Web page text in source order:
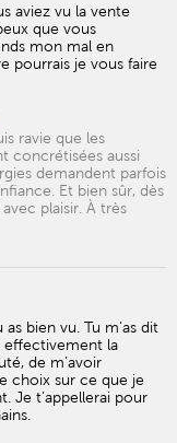
aviez vu la vente
que vous
mon mal en
pourrais je vous faire
ravie que les
concrétisées aussi
demandent parfois
Et bien sûr, dès
plaisir. À très
bien vu. Tu m’as dit
effectivement la
de m’avoir
choix sur ce que je
Je t’appellerai pour